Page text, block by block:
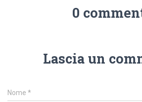
0
Lascia un
Nome *